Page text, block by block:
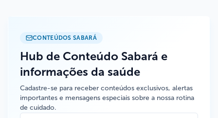
CONTEÚDOS SABARÁ
Hub de Conteúdo Sabará e
informações da saúde
Cadastre-se para receber conteúdos exclusivos, alertas
importantes e mensagens especiais sobre a nossa rotina
de cuidado.